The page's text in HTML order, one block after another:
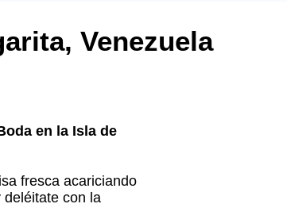
Venezuela
en la Isla de
fresca acariciando
con la